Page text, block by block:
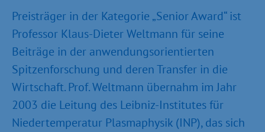
Preisträger in der Kategorie „Senior Award“ ist
Professor Klaus-Dieter Weltmann für seine
Beiträge in der anwendungsorientierten
Spitzenforschung und deren Transfer in die
Wirtschaft. Prof. Weltmann übernahm im Jahr
2003 die Leitung des Leibniz-Institutes für
Niedertemperatur Plasmaphysik (INP), das sich